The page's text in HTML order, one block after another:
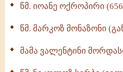
წმ. იოანე ოქროპირი
წმ. მარკოზ მონაზონი
მამა ვალენტინი